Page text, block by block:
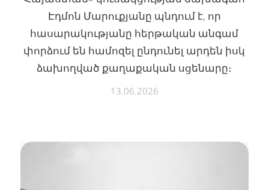
Էդմոն Մարուքյանը պնդում է, որ
հասարակությանը հերթական անգամ
փորձում են համոզել ընդունել արդեն իսկ
ձախողված քաղաքական սցենարը։
13.06.2026